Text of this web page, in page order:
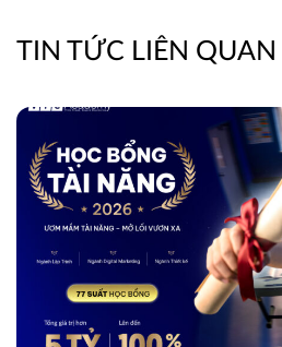
TIN TỨC LIÊN QUAN